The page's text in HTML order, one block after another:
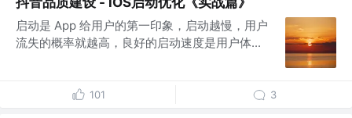
启动是 App 给用户的第一印象，启动越慢，用户
流失的概率就越高，良好的启动速度是用户体...
101 3